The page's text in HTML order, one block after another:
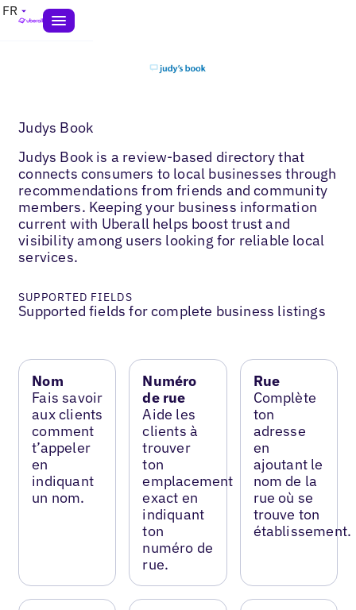
FR
Judys Book
Judys Book is a review-based directory that
connects consumers to local businesses through
recommendations from friends and community
members. Keeping your business information
current with Uberall helps boost trust and
visibility among users looking for reliable local
services.
SUPPORTED FIELDS
Supported fields for complete business listings
Nom
Fais savoir
aux clients
comment
t’appeler
en
indiquant
un nom.
Numéro
de rue
Aide les
clients à
trouver
ton
emplacement
exact en
indiquant
ton
numéro de
rue.
Rue
Complète
ton
adresse
en
ajoutant le
nom de la
rue où se
trouve ton
établissement.